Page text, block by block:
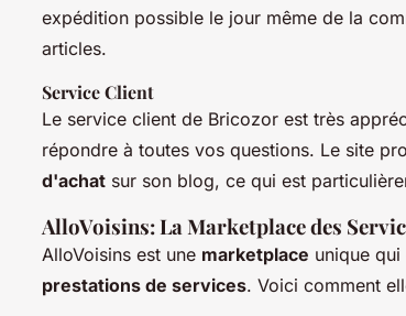
expédition possible le jour même de la
articles.
Service Client
Le service client de Bricozor est très
répondre à toutes vos questions. Le site
d'achat sur son blog, ce qui est
AlloVoisins: La Marketplace des
AlloVoisins est une marketplace unique
prestations de services. Voici comment